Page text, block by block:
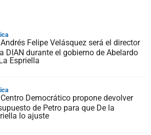
Andrés Felipe Velásquez será el director
DIAN durante el gobierno de Abelardo
Espriella
Centro Democrático propone devolver
de Petro para que De la
lo ajuste